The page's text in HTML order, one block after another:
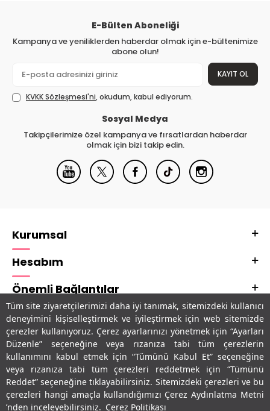
Tüm site ziyaretçilerimizi daha iyi tanımak, sitemizdeki kullanıcı
deneyimini kişiselleştirmek ve iyileştirmek için web sitemizde
çerezler kullanıyoruz. Çerez ayarlarınızı yönetmek için “Ayarları
Düzenle” seçeneğine veya rızanıza tabi tüm çerezlerin
kullanımını kabul etmek için “Tümünü Kabul Et” seçeneğine
veya rızanıza tabi tüm çerezleri reddetmek için “Tümünü
Reddet” seçeneğine tıklayabilirsiniz. Sitemizdeki çerezleri ve bu
çerezleri hangi amaçla kullandığımızı Çerez Aydınlatma Metni
’nden inceleyebilirsiniz. Çerez Politikası
E-Bülten Aboneliği
Kampanya ve yeniliklerden haberdar olmak için e-bültenimize
abone olun!
KAYIT OL
KVKK Sözleşmesi'ni, okudum, kabul ediyorum.
Sosyal Medya
Takipçilerimize özel kampanya ve fırsatlardan haberdar
olmak için bizi takip edin.
Kurumsal
Hesabım
Önemli Bağlantılar
Adres & İletişim
Uygulamalarımız